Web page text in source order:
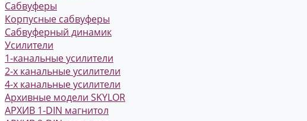
Сабвуферы
Корпусные сабвуферы
Сабвуферный динамик
Усилители
1-канальные усилители
2-х канальные усилители
4-х канальные усилители
Архивные модели SKYLOR
АРХИВ 1-DIN магнитол